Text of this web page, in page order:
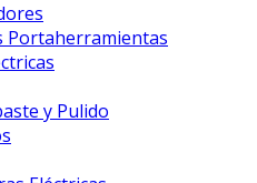
Portaherramientas
y Pulido